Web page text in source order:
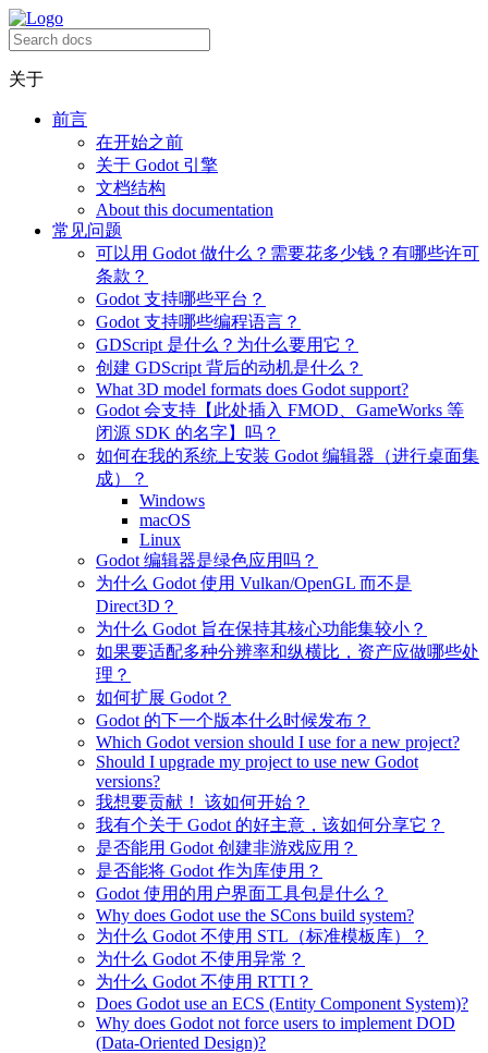
关于
前言
在开始之前
关于 Godot 引擎
文档结构
About this documentation
常见问题
可以用 Godot 做什么？需要花多少钱？有哪些许可
条款？
Godot 支持哪些平台？
Godot 支持哪些编程语言？
GDScript 是什么？为什么要用它？
创建 GDScript 背后的动机是什么？
What 3D model formats does Godot support?
Godot 会支持【此处插入 FMOD、GameWorks 等
闭源 SDK 的名字】吗？
如何在我的系统上安装 Godot 编辑器（进行桌面集
成）？
Windows
macOS
Linux
Godot 编辑器是绿色应用吗？
为什么 Godot 使用 Vulkan/OpenGL 而不是
Direct3D？
为什么 Godot 旨在保持其核心功能集较小？
如果要适配多种分辨率和纵横比，资产应做哪些处
理？
如何扩展 Godot？
Godot 的下一个版本什么时候发布？
Which Godot version should I use for a new project?
Should I upgrade my project to use new Godot
versions?
我想要贡献！ 该如何开始？
我有个关于 Godot 的好主意，该如何分享它？
是否能用 Godot 创建非游戏应用？
是否能将 Godot 作为库使用？
Godot 使用的用户界面工具包是什么？
Why does Godot use the SCons build system?
为什么 Godot 不使用 STL（标准模板库）？
为什么 Godot 不使用异常？
为什么 Godot 不使用 RTTI？
Does Godot use an ECS (Entity Component System)?
Why does Godot not force users to implement DOD
(Data-Oriented Design)?